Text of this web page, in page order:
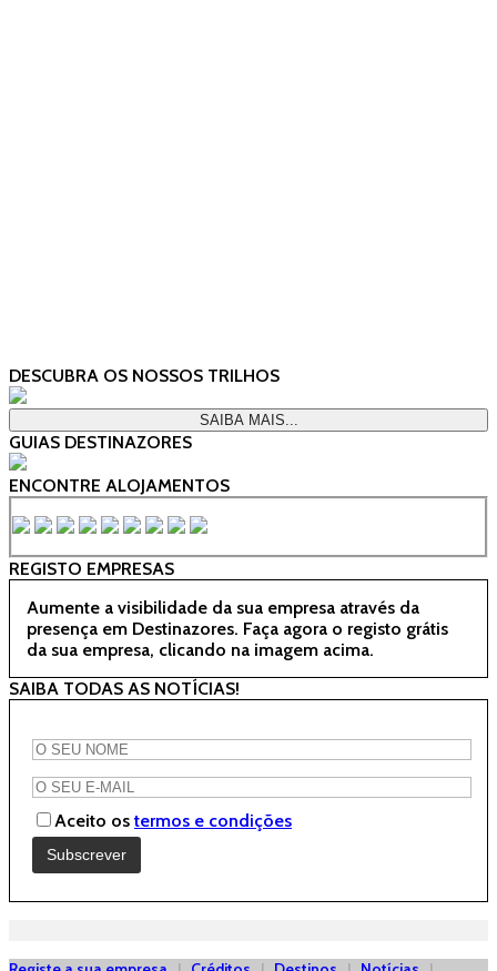
DESCUBRA OS NOSSOS TRILHOS
SAIBA MAIS...
GUIAS DESTINAZORES
ENCONTRE ALOJAMENTOS
REGISTO EMPRESAS
Aumente a visibilidade da sua empresa através da
presença em Destinazores. Faça agora o registo grátis
da sua empresa, clicando na imagem acima.
SAIBA TODAS AS NOTÍCIAS!
Aceito ostermos e condições